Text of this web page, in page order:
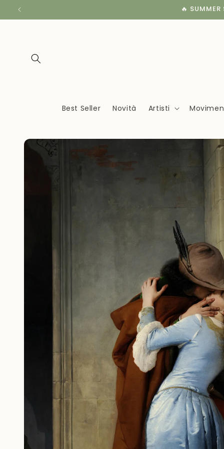
direttamente
ai contenuti
🔥
Best Seller Novità Artisti
informazioni
sul